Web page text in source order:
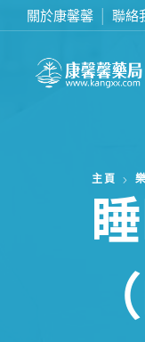
關於康馨馨 聯絡
主頁